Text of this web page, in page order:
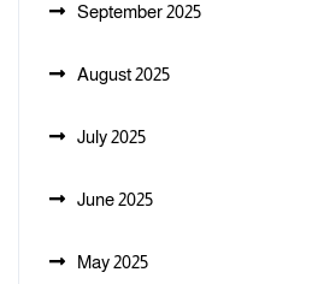
September 2025
August 2025
July 2025
June 2025
May 2025